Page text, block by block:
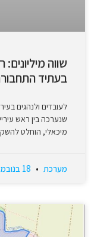
שווה
בעתיד
לעובדים ולנהגים
שנערכה בין ראש
מיכאלי, הוחלט
מערכת